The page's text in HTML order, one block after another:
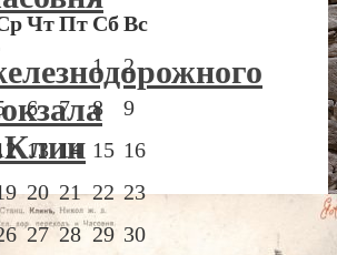
ЧтПт СбВс
1
2
6 7 8
9
13 14 15 16
20 21 22 23
27 28 29 30